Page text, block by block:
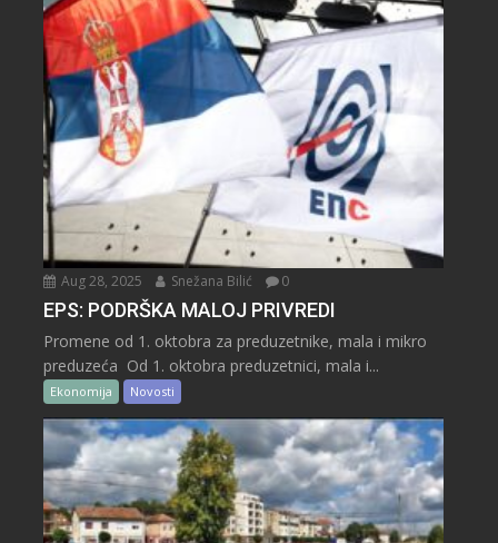
Aug 28, 2025 Snežana Bilić 0
EPS: PODRŠKA MALOJ PRIVREDI
Promene od 1. oktobra za preduzetnike, mala i mikro
preduzeća Od 1. oktobra preduzetnici, mala i...
Ekonomija Novosti